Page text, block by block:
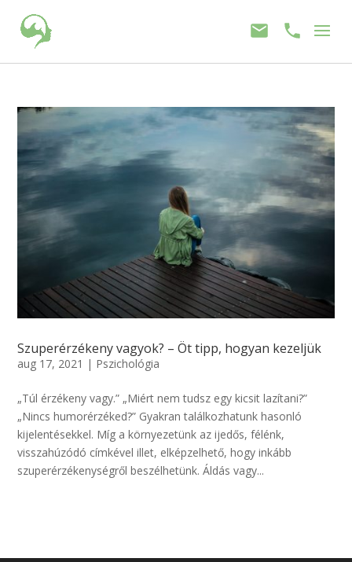
Szuperérzékeny vagyok? – Öt tipp, hogyan kezeljük
aug 17, 2021 | Pszichológia
„Túl érzékeny vagy.” „Miért nem tudsz egy kicsit lazítani?”
„Nincs humorérzéked?” Gyakran találkozhatunk hasonló
kijelentésekkel. Míg a környezetünk az ijedős, félénk,
visszahúzódó címkével illet, elképzelhető, hogy inkább
szuperérzékenységről beszélhetünk. Áldás vagy...